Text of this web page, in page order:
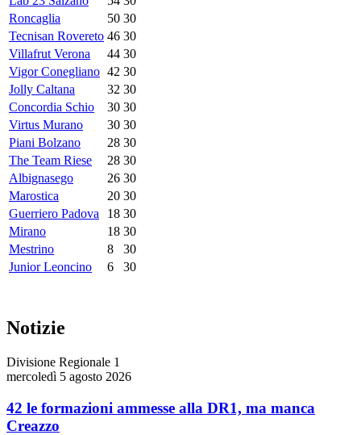
Roncaglia
50 30
Tecnisan Rovereto 46 30
Villafrut Verona
44 30
Vigor Conegliano 42 30
Jolly Caltana
32 30
Concordia Schio
30 30
Virtus Murano
30 30
Piani Bolzano
28 30
The Team Riese
28 30
Albignasego
26 30
Marostica
20 30
Guerriero Padova
18 30
Mirano
18 30
Mestrino
8
30
Junior Leoncino
6 30
Notizie
Divisione Regionale 1
mercoledì 5 agosto 2026
42 le formazioni ammesse alla DR1, ma manca
Creazzo